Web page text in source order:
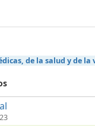
de la salud y de la